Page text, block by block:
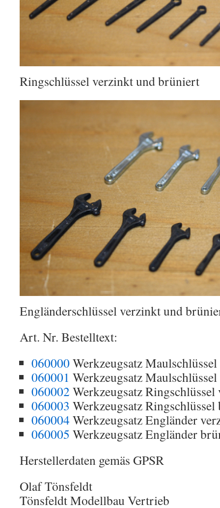
Ringschlüssel verzinkt und brüniert
Engländerschlüssel verzinkt und
Art. Nr. Bestelltext:
060000Werkzeugsatz
060001 Werkzeugsatz
060002 Werkzeugsatz
060003 Werkzeugsatz
060004 Werkzeugsatz Engländer
060005 Werkzeugsatz Engländer
Herstellerdaten gemäs GPSR
Olaf Tönsfeldt
Tönsfeldt Modellbau Vertrieb